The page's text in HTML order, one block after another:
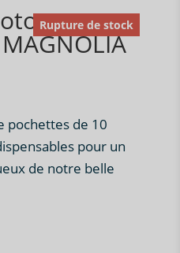
Rupture de stock
pochettes de 10
pour un
de notre belle